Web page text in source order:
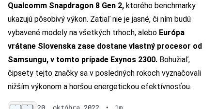
Qualcomm Snapdragon 8 Gen 2, ktorého benchmarky
ukazujú pôsobivý výkon. Zatiaľ nie je jasné, či ním budú
vybavené modely na všetkých trhoch, alebo Európa
vrátane Slovenska zase dostane vlastný procesor od
Samsungu, v tomto prípade Exynos 2300. Bohužiaľ,
čipsety tejto značky sa v posledných rokoch vyznačovali
nižším výkonom a horšou energetickou efektívnosťou.